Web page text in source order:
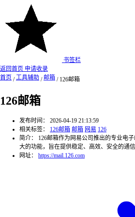
书签栏
返回首页 申请收录
首页 / 工具辅助 / 邮箱 / 126邮箱
126邮箱
发布时间：
2026-04-19 21:13:59
相关标签：
126邮箱 邮箱 网易 126
简介：
126邮箱作为网易公司推出的专业电
大的功能，旨在提供稳定、高效、安全的通信
网址：
https://mail.126.com